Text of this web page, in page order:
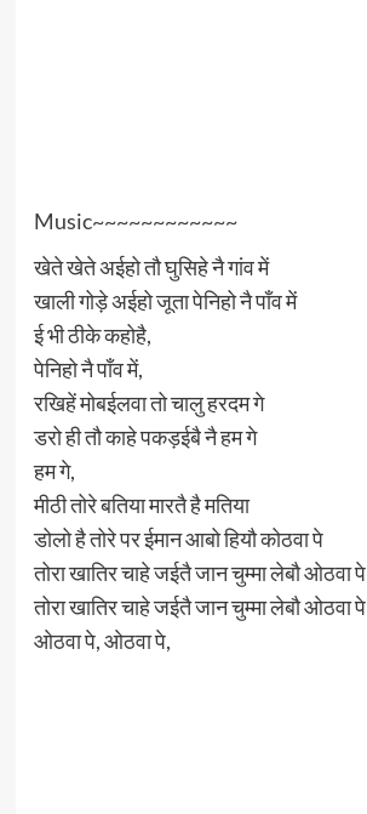
Music~~~~~~~~~~~~
खेते खेते अईहो तौ घुसिहे नै गांव में
खाली गोड़े अईहो जूता पेनिहो नै पाँव में
ई भी ठीके कहोहै,
पेनिहो नै पाँव में,
रखिहें मोबईलवा तो चालु हरदम गे
डरो ही तौ काहे पकड़ईबै नै हम गे
हम गे,
मीठी तोरे बतिया मारतै है मतिया
डोलो है तोरे पर ईमान आबो हियौ कोठवा पे
तोरा खातिर चाहे जईतै जान चुम्मा लेबौ ओठवा पे
तोरा खातिर चाहे जईतै जान चुम्मा लेबौ ओठवा पे
ओठवा पे, ओठवा पे,